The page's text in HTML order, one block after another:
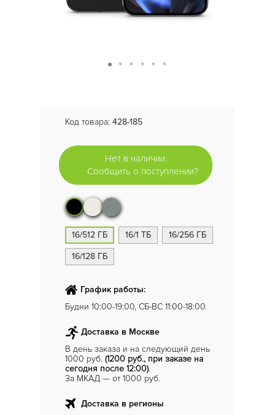
Код товара: 428-185
Нет в наличии.
Сообщить о поступлении?
16/512 ГБ 16/1 ТБ 16/256 ГБ
16/128 ГБ
График работы:
Будни 10:00-19:00, СБ-ВС 11:00-18:00.
Доставка в Москве
В день заказа и на следующий день
1000 руб. (1200 руб., при заказе на
сегодня после 12:00).
За МКАД — от 1000 руб.
Доставка в регионы